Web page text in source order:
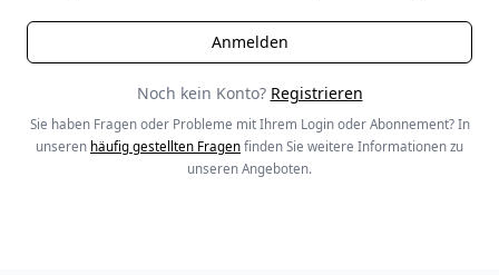
Noch kein Konto? Registrieren
Sie haben Fragen oder Probleme mit Ihrem Login oder Abonnement? In
unseren häufig gestellten Fragen finden Sie weitere Informationen zu
unseren Angeboten.